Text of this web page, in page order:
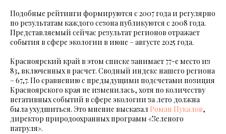
Подобные рейтинги формируются с 2007 года и регулярно
по результатам каждого сезона публикуются с 2008 года.
Представляемый сейчас результат регионов отражает
события в сфере экологии в июне – августе 2025 года.
Красноярский край в этом списке занимает 77-е место из
83, включенных в расчет. Сводный индекс нашего региона
– 67,7. По сравнению с предыдущими подсчетами позиция
Красноярского края не изменилась, хотя по количеству
негативных событий в сфере экологии за лето должна
была ухудшиться. Это мнение высказал Роман Пукалов,
директор природоохранных программ «Зеленого
патруля».